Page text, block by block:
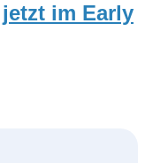
im Early